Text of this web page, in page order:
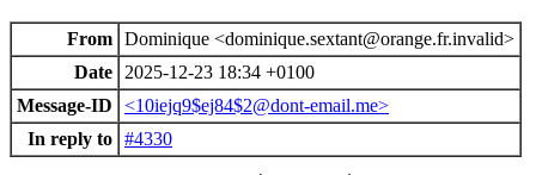
From Dominique <dominique.sextant@orange.fr.invalid>
Date 2025-12-23 18:34 +0100
Message-ID
<10iejq9$ej84$2@dont-email.me>
In reply to #4330